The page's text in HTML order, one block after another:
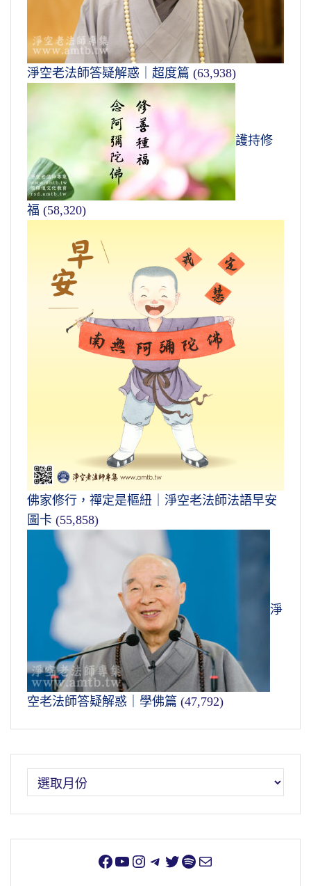
淨空老法師答疑解惑｜超度篇 (63,938)
護持修
福 (58,320)
佛家修行，禪定是樞紐｜淨空老法師法語早安
圖卡 (55,858)
淨
空老法師答疑解惑｜學佛篇 (47,792)